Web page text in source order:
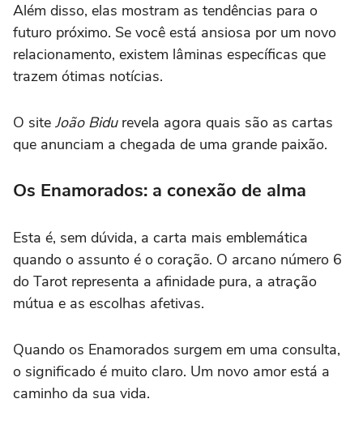
Além disso, elas mostram as tendências para o
futuro próximo. Se você está ansiosa por um novo
relacionamento, existem lâminas específicas que
trazem ótimas notícias.
O site João Bidurevela agora quais são as cartas
que anunciam a chegada de uma grande paixão.
Os Enamorados: a conexão de alma
Esta é, sem dúvida, a carta mais emblemática
quando o assunto é o coração. O arcano número 6
do Tarot representa a afinidade pura, a atração
mútua e as escolhas afetivas.
Quando os Enamorados surgem em uma consulta,
o significado é muito claro. Um novo amor está a
caminho da sua vida.